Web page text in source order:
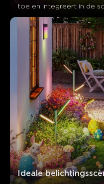
toe en integreert in de
Ideale